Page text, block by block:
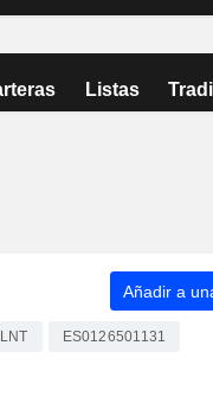
Listas
Añadir a
ES0126501131